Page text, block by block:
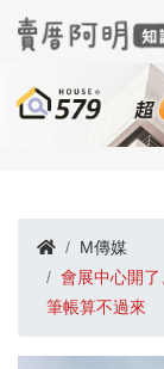
M傳媒
會展中心開
筆帳算不過來